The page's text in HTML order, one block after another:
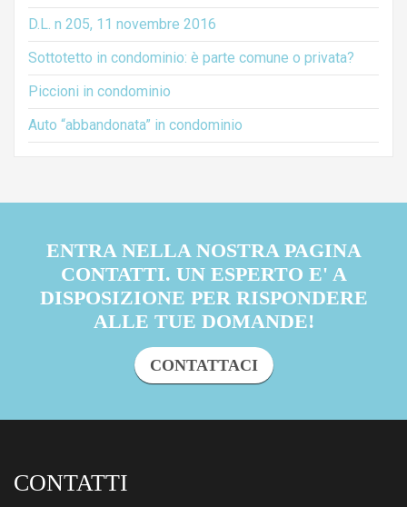
D.L. n 205, 11 novembre 2016
Sottotetto in condominio: è parte comune o privata?
Piccioni in condominio
Auto “abbandonata” in condominio
ENTRA NELLA NOSTRA PAGINA
CONTATTI. UN ESPERTO E' A
DISPOSIZIONE PER RISPONDERE
ALLE TUE DOMANDE!
CONTATTACI
CONTATTI